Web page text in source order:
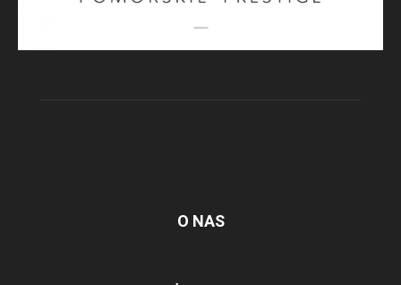
O NAS